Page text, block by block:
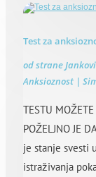
Test za
od strane
Anksioznost |
TESTU
POŽELJNO JE
je stanje svesti
istraživanja